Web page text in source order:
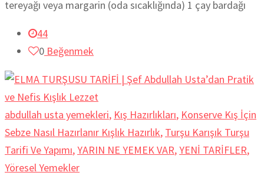
tereyağı veya margarin (oda sıcaklığında) 1 çay bardağı
44
0 Beğenmek
abdullah usta yemekleri, Kış Hazırlıkları, Konserve Kış İçin
Sebze Nasıl Hazırlanır Kışlık Hazırlık, Turşu Karışık Turşu
Tarifi Ve Yapımı,YARIN NE YEMEK VAR,YENİ TARİFLER,
Yöresel Yemekler